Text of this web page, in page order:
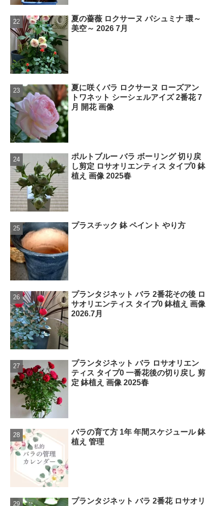
夏の薔薇 ロクサーヌ パシュミナ 環～
美空～ 2026 7月
夏に咲くバラ ロクサーヌ ローズアン
トワネット シーシェルアイズ 2番花 7
月 開花 画像
ポルトブルー バラ ボーリング 切り戻
し剪定 ロサオリエンティス タイプ0 鉢
植え 画像 2025春
プラスチック 鉢 ペイント やり方
プランタジネット バラ 2番花その後 ロ
サオリエンティス タイプ0 鉢植え 画像
2026.7月
プランタジネット バラ ロサオリエン
ティス タイプ0 一番花後の切り戻し 剪
定 鉢植え 画像 2025春
バラの育て方 1年 年間スケジュール 鉢
植え 管理
プランタジネット バラ 2番花 ロサオリ